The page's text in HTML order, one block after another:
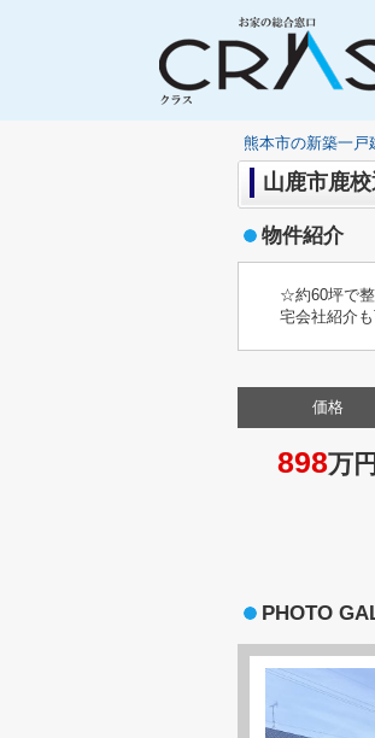
熊本市の新築一戸
山鹿市鹿校
物件紹介
☆約60坪で
宅会社紹介
価格
898万円
PHOTO